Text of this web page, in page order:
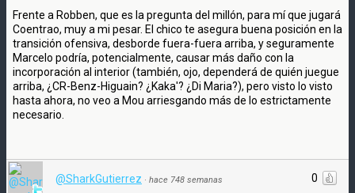
Frente a Robben, que es la pregunta del millón, para mí que jugará
Coentrao, muy a mi pesar. El chico te asegura buena posición en la
transición ofensiva, desborde fuera-fuera arriba, y seguramente
Marcelo podría, potencialmente, causar más daño con la
incorporación al interior (también, ojo, dependerá de quién juegue
arriba, ¿CR-Benz-Higuain? ¿Kaka'? ¿Di Maria?), pero visto lo visto
hasta ahora, no veo a Mou arriesgando más de lo estrictamente
necesario.
0
@SharkGutierrez · hace 748 semanas